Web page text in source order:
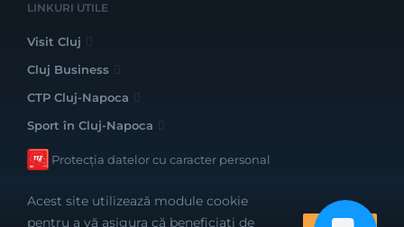
LINKURI UTILE
Visit Cluj
Cluj Business
CTP Cluj-Napoca
Sport în Cluj-Napoca
Protecția datelor cu caracter personal
Acest site utilizează module cookie
pentru a vă asigura că beneficiați de